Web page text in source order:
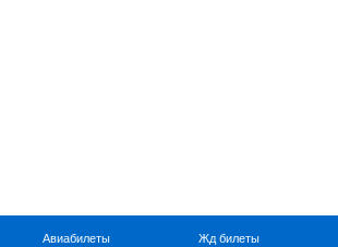
Авиабилеты Жд билеты